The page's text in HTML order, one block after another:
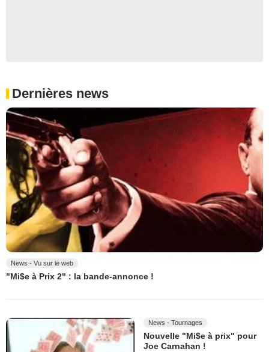
Dernières news
News - Vu sur le web
"Mi$e à Prix 2" : la bande-annonce !
News - Tournages
Nouvelle "Mi$e à prix" pour
Joe Carnahan !